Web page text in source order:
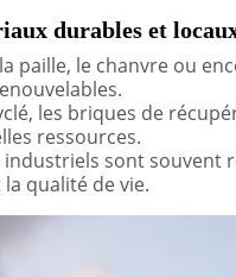
durables et
paille, le chanvre ou
les briques de
ressources.
industriels sont
qualité de vie.